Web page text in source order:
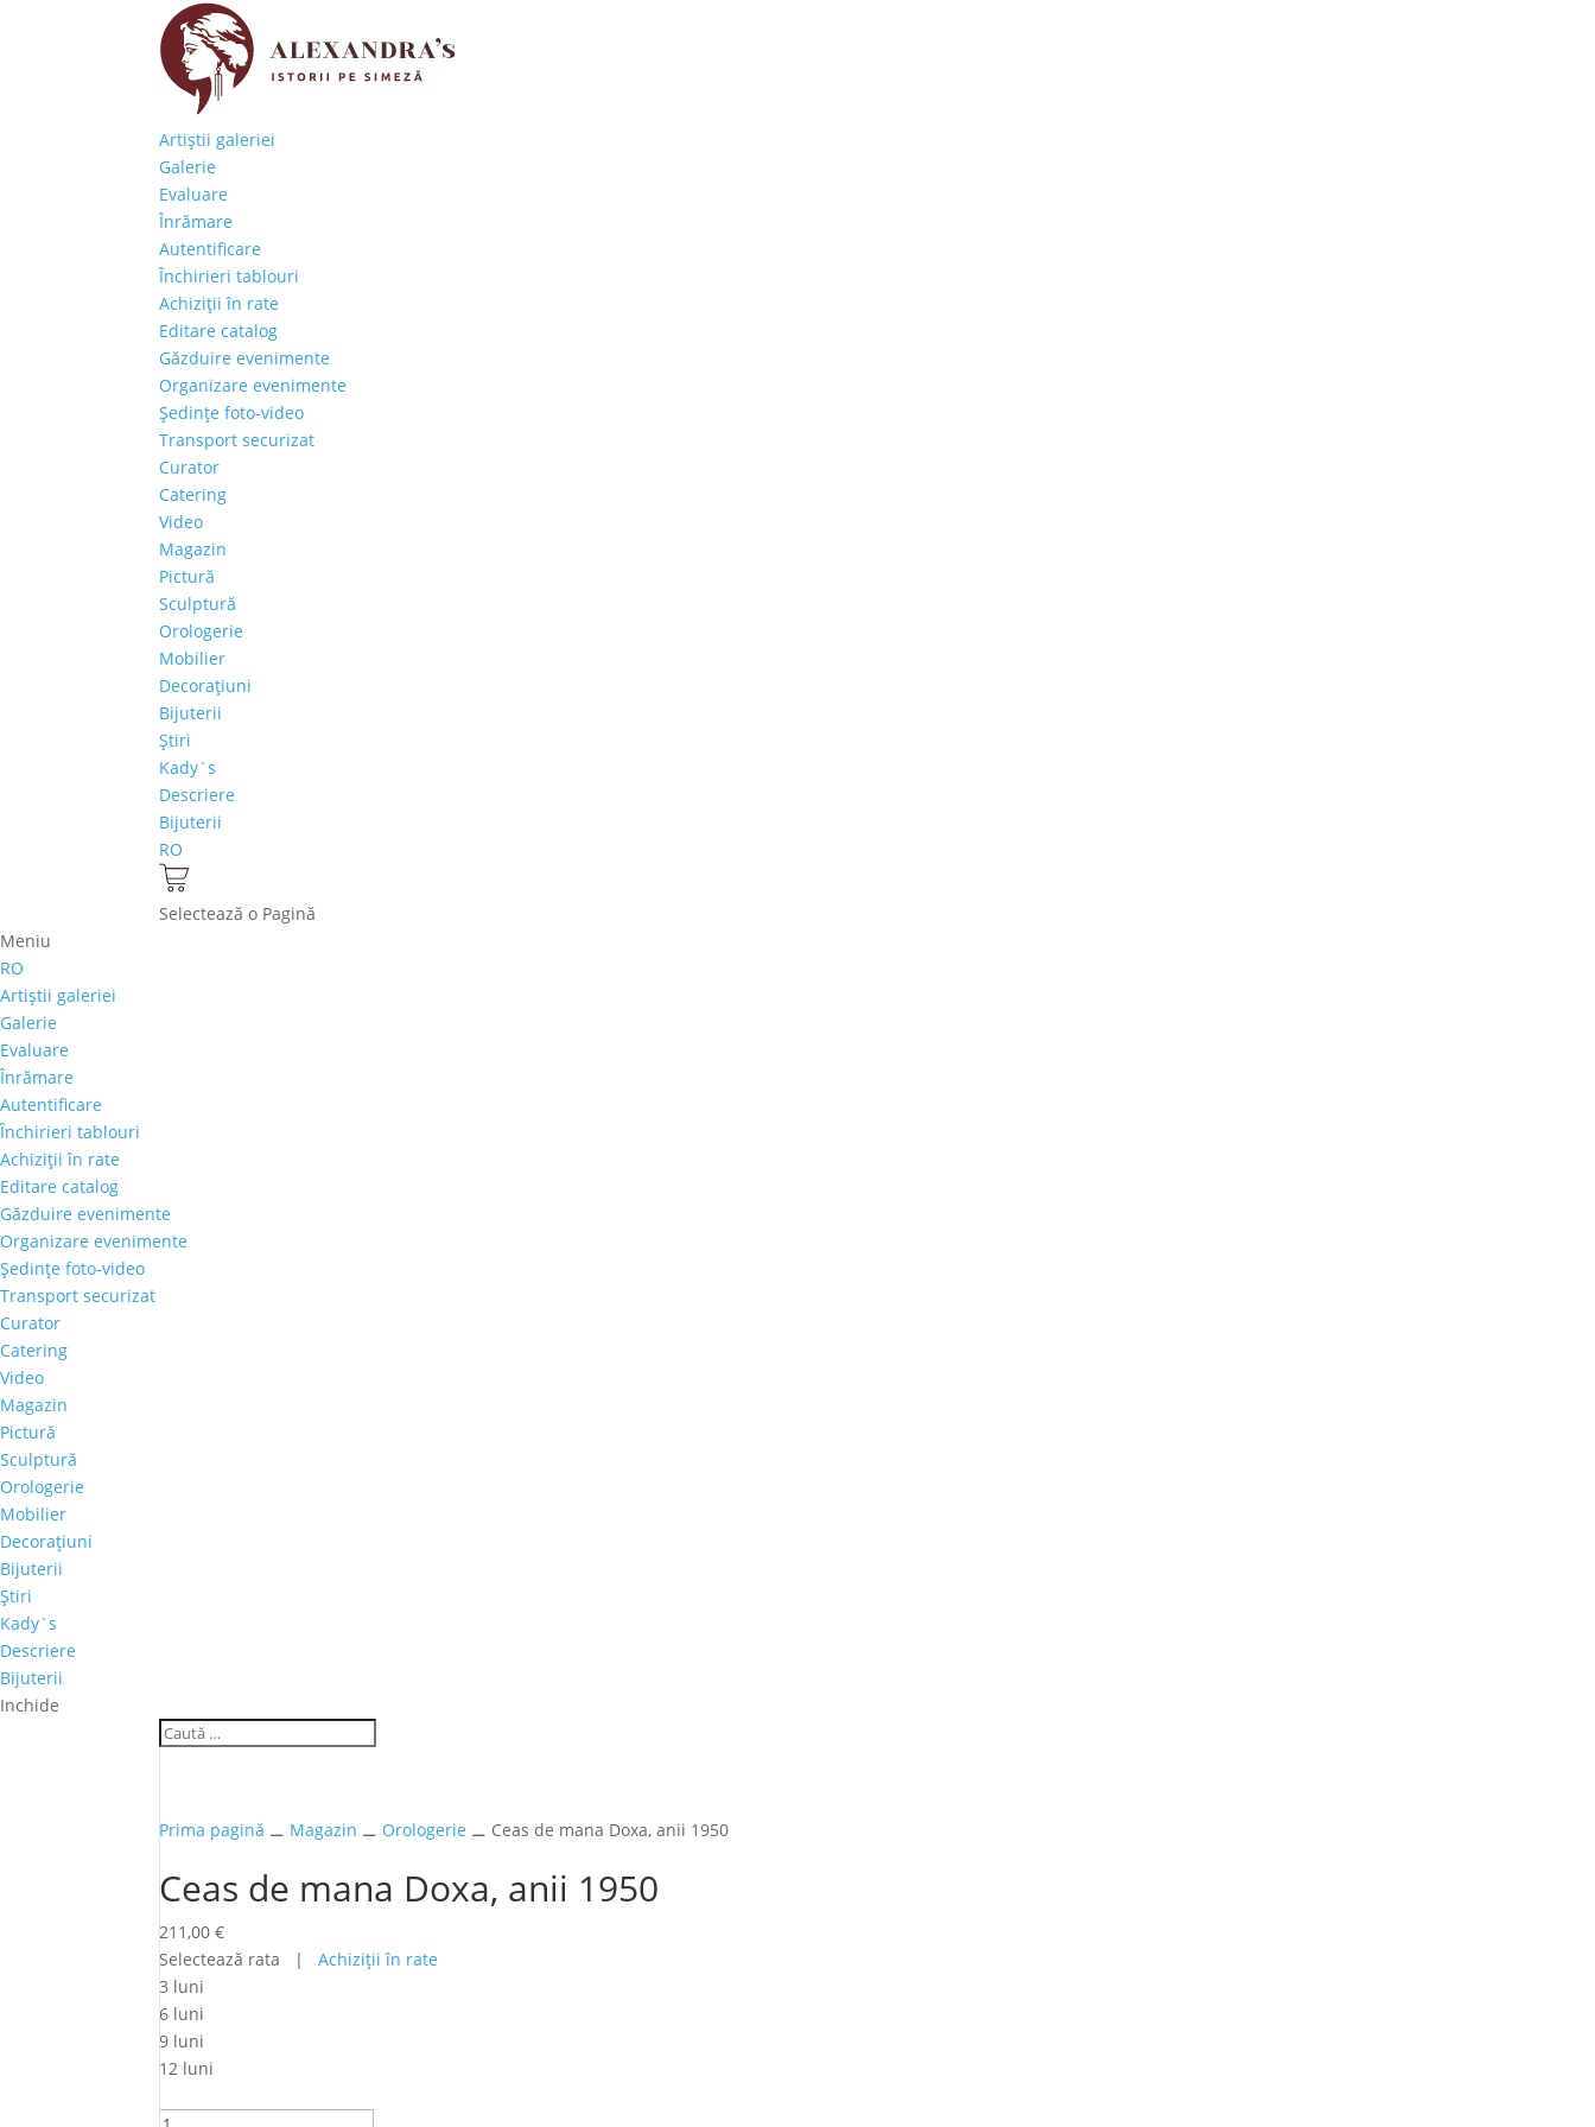
Artiştii galeriei
Galerie
Evaluare
Înrămare
Autentificare
Închirieri tablouri
Achiziţii în rate
Editare catalog
Găzduire evenimente
Organizare evenimente
Şedinţe foto-video
Transport securizat
Curator
Catering
Video
Magazin
Pictură
Sculptură
Orologerie
Mobilier
Decoraţiuni
Bijuterii
Ştiri
Kady`s
Descriere
Bijuterii
RO
Selectează o Pagină
Meniu
RO
Artiştii galeriei
Galerie
Evaluare
Înrămare
Autentificare
Închirieri tablouri
Achiziţii în rate
Editare catalog
Găzduire evenimente
Organizare evenimente
Şedinţe foto-video
Transport securizat
Curator
Catering
Video
Magazin
Pictură
Sculptură
Orologerie
Mobilier
Decoraţiuni
Bijuterii
Ştiri
Kady`s
Descriere
Bijuterii
Inchide
Prima pagină ⚊ Magazin ⚊ Orologerie ⚊ Ceas de mana Doxa, anii 1950
Ceas de mana Doxa, anii 1950
211,00€
Selectează rata |Achiziţii în rate
3 luni
6 luni
9 luni
12 luni
Cantitate